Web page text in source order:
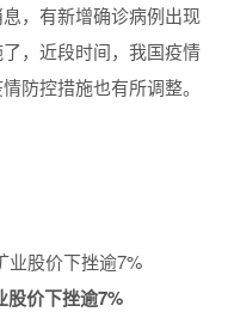
，有新增确诊病例出现
，近段时间，我国疫情
防控措施也有所调整。
股价下挫逾7%